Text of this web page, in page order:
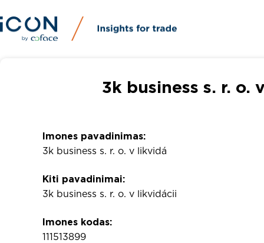
3k business s. r. o.
Imones pavadinimas:
3k business s. r. o. v likvidá
Kiti pavadinimai:
3k business s. r. o. v likvidácii
Imones kodas:
111513899